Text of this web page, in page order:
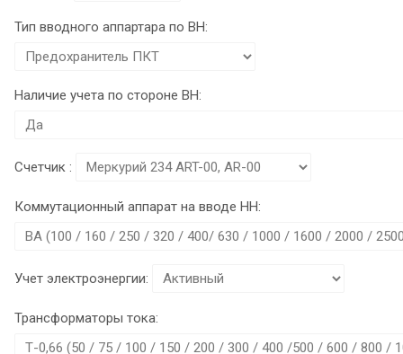
Тип вводного аппартара по ВН:
Наличие учета по стороне ВН:
Счетчик :
Коммутационный аппарат на вводе НН:
Учет электроэнергии:
Трансформаторы тока: